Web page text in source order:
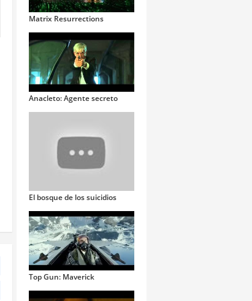
Matrix Resurrections
Anacleto: Agente secreto
El bosque de los suicidios
Top Gun: Maverick